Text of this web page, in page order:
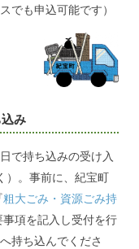
でも申込可能です）
み
で持ち込みの受け入
）。事前に、紀宝町
粗大ごみ・資源ごみ持
事項を記入し受付を行
持ち込んでくださ